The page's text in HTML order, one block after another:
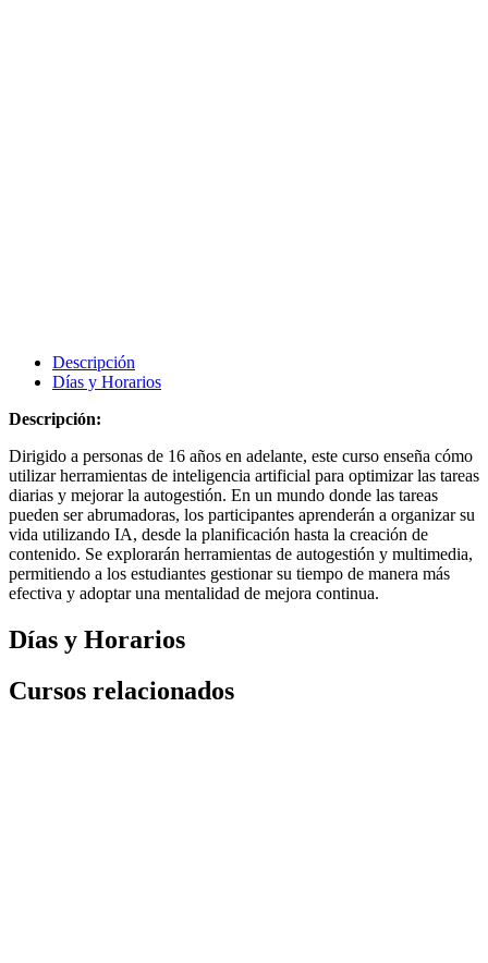
Descripción
Días y Horarios
Descripción:
Dirigido a personas de 16 años en adelante, este curso enseña cómo
utilizar herramientas de inteligencia artificial para optimizar las tareas
diarias y mejorar la autogestión. En un mundo donde las tareas
pueden ser abrumadoras, los participantes aprenderán a organizar su
vida utilizando IA, desde la planificación hasta la creación de
contenido. Se explorarán herramientas de autogestión y multimedia,
permitiendo a los estudiantes gestionar su tiempo de manera más
efectiva y adoptar una mentalidad de mejora continua.
Días y Horarios
Cursos relacionados